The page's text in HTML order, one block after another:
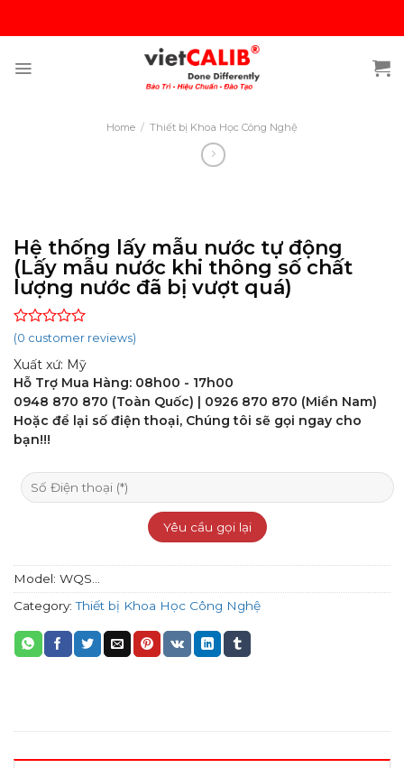
content
Home / Thiết bị Khoa Học Công Nghệ
Hệ thống lấy mẫu nước tự động
(Lấy mẫu nước khi thông số chất
lượng nước đã bị vượt quá)
Rated
out
of
5
(0 customer reviews)
Xuất xứ: Mỹ
Hỗ Trợ Mua Hàng: 08h00 - 17h00
0948 870 870 (Toàn Quốc) | 0926 870 870 (Miền Nam)
Hoặc để lại số điện thoại, Chúng tôi sẽ gọi ngay cho
bạn!!!
Model: WQS...
Category:Thiết bị Khoa Học Công Nghệ